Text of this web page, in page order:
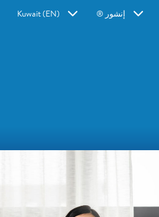
إنشور ® Kuwait (EN)